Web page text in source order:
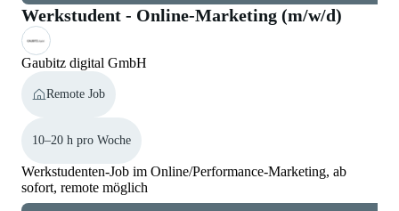
Werkstudent - Online-Marketing (m/w/d)
Gaubitz digital GmbH
Remote Job
10–20 h pro Woche
Werkstudenten-Job im Online/Performance-Marketing, ab
sofort, remote möglich